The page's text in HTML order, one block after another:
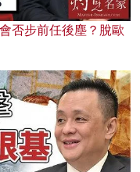
否步前任後塵？脫歐